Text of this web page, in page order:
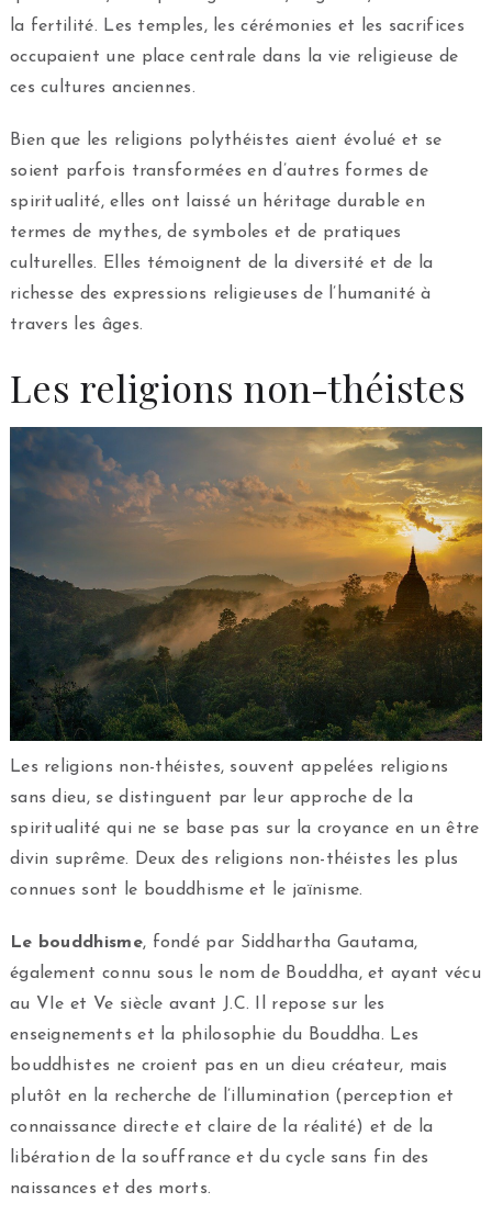
la fertilité. Les temples, les cérémonies et les sacrifices
occupaient une place centrale dans la vie religieuse de
ces cultures anciennes.
Bien que les religions polythéistes aient évolué et se
soient parfois transformées en d’autres formes de
spiritualité, elles ont laissé un héritage durable en
termes de mythes, de symboles et de pratiques
culturelles. Elles témoignent de la diversité et de la
richesse des expressions religieuses de l’humanité à
travers les âges.
Les religions non-théistes
Les religions non-théistes, souvent appelées religions
sans dieu, se distinguent par leur approche de la
spiritualité qui ne se base pas sur la croyance en un être
divin suprême. Deux des religions non-théistes les plus
connues sont le bouddhisme et le jaïnisme.
Le bouddhisme, fondé par Siddhartha Gautama,
également connu sous le nom de Bouddha, et ayant vécu
au VIe et Ve siècle avant J.C. Il repose sur les
enseignements et la philosophie du Bouddha. Les
bouddhistes ne croient pas en un dieu créateur, mais
plutôt en la recherche de l’illumination (perception et
connaissance directe et claire de la réalité) et de la
libération de la souffrance et du cycle sans fin des
naissances et des morts.